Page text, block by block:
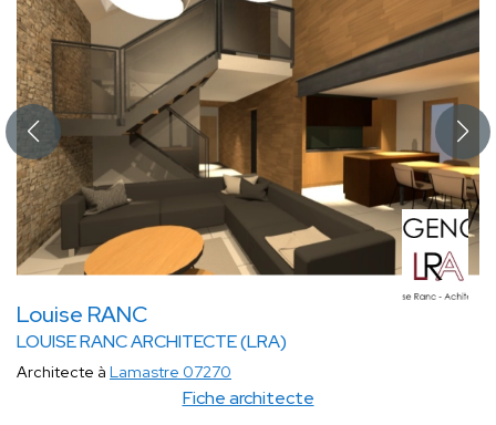
Louise RANC
LOUISE RANC ARCHITECTE (LRA)
Fiche architecte
Architecte à Lamastre 07270